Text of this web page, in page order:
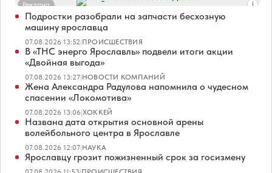
Реклама
Подростки разобрали на запчасти бесхозную
машину ярославца
07.08.2026 13:52|ПРОИСШЕСТВИЯ
В «ТНС энерго Ярославль» подвели итоги акции
«Двойная выгода»
07.08.2026 13:27|НОВОСТИ КОМПАНИЙ
Жена Александра Радулова напомнила о чудесном
спасении «Локомотива»
07.08.2026 13:06|ХОККЕЙ
Названа дата открытия основной арены
волейбольного центра в Ярославле
07.08.2026 12:07|НАУКА
Ярославцу грозит пожизненный срок за госизмену